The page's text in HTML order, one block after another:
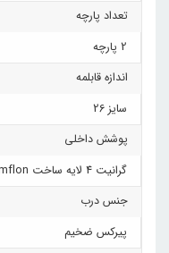
تعداد پارچه
2 پارچه
اندازه قابلمه
سایز 26
پوشش داخلی
گرانیت 4 لایه ساخت Kimflon
جنس درب
پیرکس ضخیم